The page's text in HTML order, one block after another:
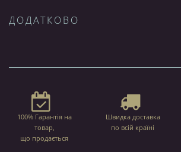
ДОДАТКОВО
100% Гарантія на
товар,
що продається
Швидка доставка
по всій країні